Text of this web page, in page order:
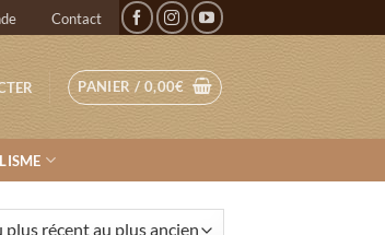
Contact
PANIER / 0,00€